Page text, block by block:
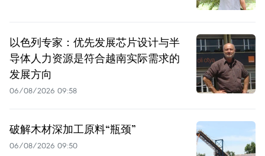
以色列专家：优先发展芯片设计与半
导体人力资源是符合越南实际需求的
发展方向
06/08/2026 09:58
破解木材深加工原料“瓶颈”
06/08/2026 09:50